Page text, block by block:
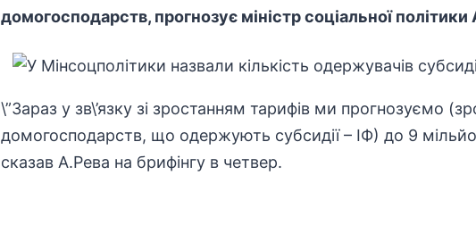
домогосподарств, прогнозує міністр соціальної політики
\”Зараз у зв\’язку зі зростанням тарифів ми прогнозуємо
домогосподарств, що одержують субсидії – ІФ) до 9
сказав А.Рева на брифінгу в четвер.